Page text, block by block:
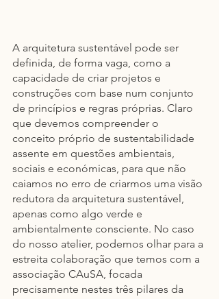
A arquitetura sustentável pode ser
definida, de forma vaga, como a
capacidade de criar projetos e
construções com base num conjunto
de princípios e regras próprias. Claro
que devemos compreender o
conceito próprio de sustentabilidade
assente em questões ambientais,
sociais e económicas, para que não
caiamos no erro de criarmos uma visão
redutora da arquitetura sustentável,
apenas como algo verde e
ambientalmente consciente. No caso
do nosso atelier, podemos olhar para a
estreita colaboração que temos com a
associação CAuSA, focada
precisamente nestes três pilares da